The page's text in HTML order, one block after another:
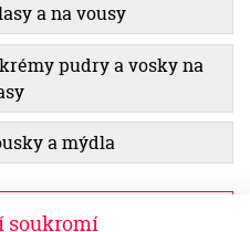
soukromí
a na vousy
pudry a vosky na
a mýdla